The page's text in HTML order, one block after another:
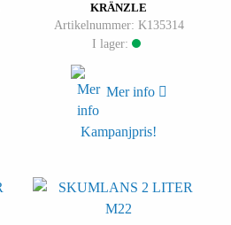
KRÄNZLE
Artikelnummer: K135314
I lager:
Mer info
Kampanjpris!